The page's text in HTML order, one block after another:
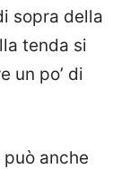
sopra della
tenda si
un po’ di
anche